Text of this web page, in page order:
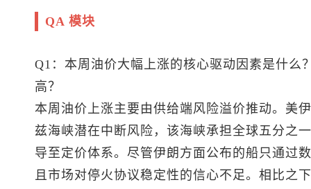
QA 模块
Q1：本周油价大幅上涨的核心驱动因素是什么
高？
本周油价上涨主要由供给端风险溢价推动。美
兹海峡潜在中断风险，该海峡承担全球五分之
导至定价体系。尽管伊朗方面公布的船只通过
且市场对停火协议稳定性的信心不足。相比之